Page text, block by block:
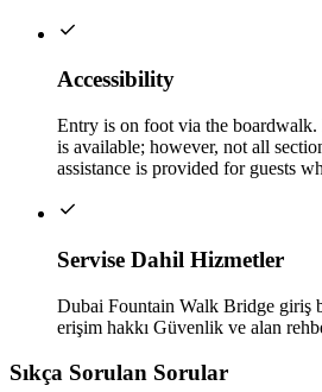
Accessibility
Entry is on foot via the boardwalk.
is available; however, not all
assistance is provided for guests
Servise Dahil Hizmetler
Dubai Fountain Walk Bridge giriş
erişim hakkı Güvenlik ve alan
Sıkça Sorulan Sorular